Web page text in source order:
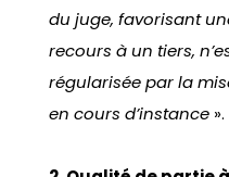
du juge, favorisant
recours à un tiers,
régularisée par la
en cours d’instance».